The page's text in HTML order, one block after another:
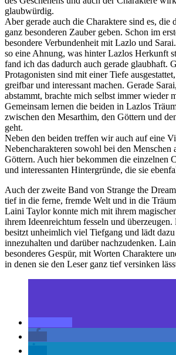
glaubwürdig.
Aber gerade auch die Charaktere sind es, die
ganz besonderen Zauber geben. Schon im
besondere Verbundenheit mit Lazlo und
so eine Ahnung, was hinter Lazlos Herkunft
fand ich das dadurch auch gerade glaubhaft.
Protagonisten sind mit einer Tiefe
greifbar und interessant machen. Gerade
abstammt, brachte mich selbst immer wieder
Gemeinsam lernen die beiden in Lazlos
zwischen den Mesarthim, den Göttern und
geht.
Neben den beiden treffen wir auch auf eine
Nebencharakteren sowohl bei den Menschen
Göttern. Auch hier bekommen die einzelnen
und interessanten Hintergründe, die sie
Auch der zweite Band von Strange the
tief in die ferne, fremde Welt und in die
Laini Taylor konnte mich mit ihrem
ihrem Ideenreichtum fesseln und
besitzt unheimlich viel Tiefgang und lädt
innezuhalten und darüber nachzudenken.
besonderes Gespür, mit Worten Charaktere
in denen sie den Leser ganz tief versinken